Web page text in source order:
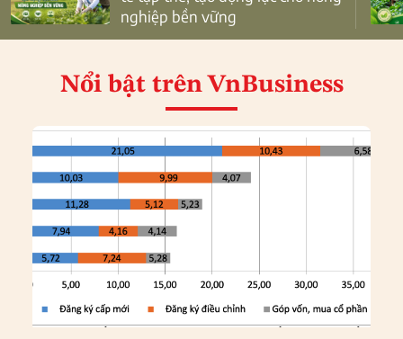
nghiệp bền vững
Nổi bật trên VnBusiness